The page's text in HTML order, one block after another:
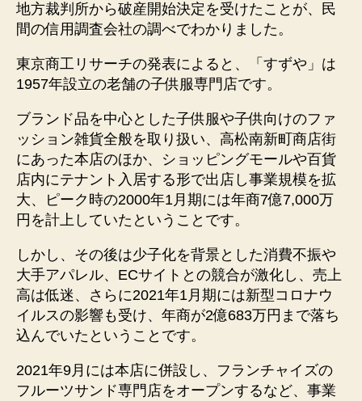
地方裁判所から破産開始決定を受けたことが、民
間の信用調査会社の調べでわかりました。
東京商工リサーチの発表によると、「すずや」は
1957年設立の老舗の子供服専門店です。
ブランド品を中心とした子供服や子供向けのファ
ッション雑貨全般を取り扱い、高松南新町商店街
にあった本店のほか、ショッピングモールや百貨
店内にテナント入居する形で出店し事業規模を拡
大、ピーク時の2000年1月期には年商7億7,000万
円を計上していたということです。
しかし、その後は少子化を背景とした消費不振や
大手アパレル、ECサイトとの競合が激化し、売上
高は低迷、さらに2021年1月期には新型コロナウ
イルスの影響も受け、年商が2億683万円まで落ち
込んでいたということです。
2021年9月には本店に併設し、フランチャイズの
フルーツサンド専門店をオープンするなど、事業